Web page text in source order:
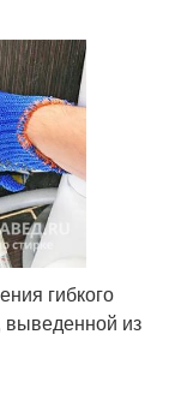
гибкого
выведенной из